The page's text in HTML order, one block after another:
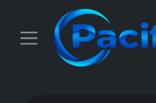
Se rendre au contenu